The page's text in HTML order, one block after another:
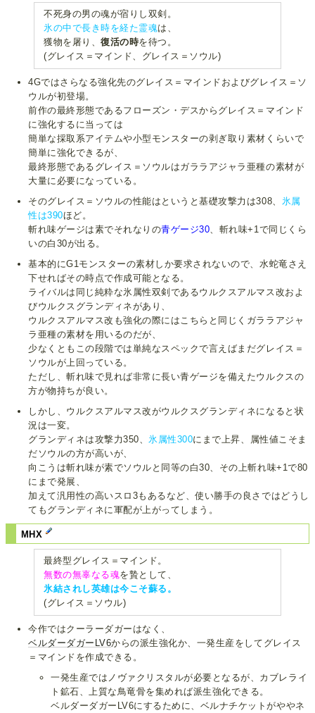
不死身の男の魂が宿りし双剣。
氷の中で長き時を経た霊魂は、
獲物を屠り、復活の時を待つ。
(グレイス＝マインド、グレイス＝ソウル)
4Gではさらなる強化先のグレイス＝マインドおよびグレイス＝ソ
ウルが初登場。
前作の最終形態であるフローズン・デスからグレイス＝マインド
に強化するに当っては
簡単な採取系アイテムや小型モンスターの剥ぎ取り素材くらいで
簡単に強化できるが、
最終形態であるグレイス＝ソウルはガララアジャラ亜種の素材が
大量に必要になっている。
そのグレイス＝ソウルの性能はというと基礎攻撃力は308、 氷属
性は390ほど。
斬れ味ゲージは素でそれなりの青ゲージ30 、斬れ味+1で同じくら
いの白30が出る。
基本的にG1モンスターの素材しか要求されないので、水蛇竜さえ
下せればその時点で作成可能となる。
ライバルは同じ純粋な氷属性双剣であるウルクスアルマス改およ
びウルクスグランディネがあり、
ウルクスアルマス改も強化の際にはこちらと同じくガララアジャ
ラ亜種の素材を用いるのだが、
少なくともこの段階では単純なスペックで言えばまだグレイス＝
ソウルが上回っている。
ただし、斬れ味で見れば非常に長い青ゲージを備えたウルクスの
方が物持ちが良い。
しかし、ウルクスアルマス改がウルクスグランディネになると状
況は一変。
グランディネは攻撃力350、 氷属性300にまで上昇、属性値こそま
だソウルの方が高いが、
向こうは斬れ味が素でソウルと同等の白30、その上斬れ味+1で80
にまで発展、
加えて汎用性の高いスロ3もあるなど、使い勝手の良さではどうし
てもグランディネに軍配が上がってしまう。
MHX
最終型グレイス＝マインド。
無数の無辜なる魂を贄として、
氷結されし英雄は今こそ蘇る。
(グレイス＝ソウル)
今作ではクーラーダガーはなく、
ベルダーダガーLV6からの派生強化か、一発生産をしてグレイス
＝マインドを作成できる。
一発生産ではノヴァクリスタルが必要となるが、カブレライ
ト鉱石、上質な鳥竜骨を集めれば派生強化できる。
ベルダーダガーLV6にするために、ベルナチケットがややネ